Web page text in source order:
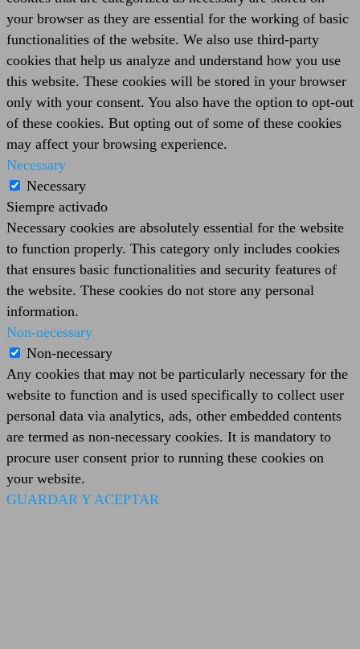
your browser as they are essential for the working of basic
functionalities of the website. We also use third-party
cookies that help us analyze and understand how you use
this website. These cookies will be stored in your browser
only with your consent. You also have the option to opt-out
of these cookies. But opting out of some of these cookies
may affect your browsing experience.
Necessary
Necessary
Siempre activado
Necessary cookies are absolutely essential for the website
to function properly. This category only includes cookies
that ensures basic functionalities and security features of
the website. These cookies do not store any personal
information.
Non-necessary
Non-necessary
Any cookies that may not be particularly necessary for the
website to function and is used specifically to collect user
personal data via analytics, ads, other embedded contents
are termed as non-necessary cookies. It is mandatory to
procure user consent prior to running these cookies on
your website.
GUARDAR Y ACEPTAR